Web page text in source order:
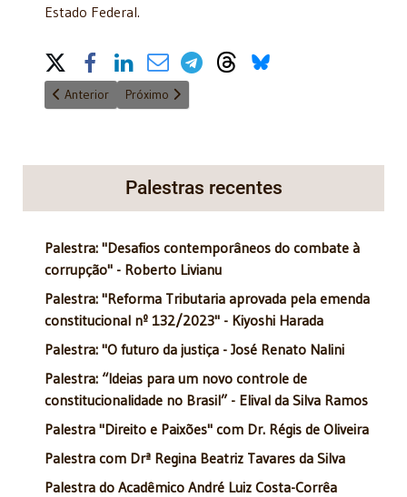
Estado Federal.
Share on Social Media
Artigo anterior: Um legítimo instrumento de arrecadação - 21/
Anterior Próximo artigo: Instauração do impeachment:
Próximo
Palestras recentes
Palestra: "Desafios contemporâneos do combate à
corrupção" - Roberto Livianu
Palestra: "Reforma Tributaria aprovada pela emenda
constitucional nº 132/2023" - Kiyoshi Harada
Palestra: "O futuro da justiça - José Renato Nalini
Palestra: “Ideias para um novo controle de
constitucionalidade no Brasil” - Elival da Silva Ramos
Palestra "Direito e Paixões" com Dr. Régis de Oliveira
Palestra com Drª Regina Beatriz Tavares da Silva
Palestra do Acadêmico André Luiz Costa-Corrêa